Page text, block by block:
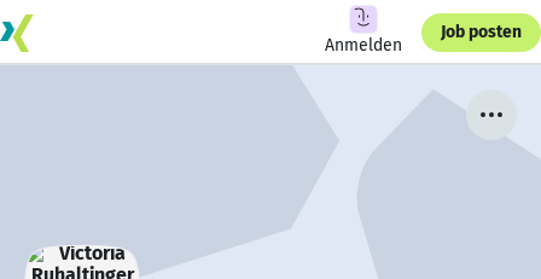
Anmelden
Job posten